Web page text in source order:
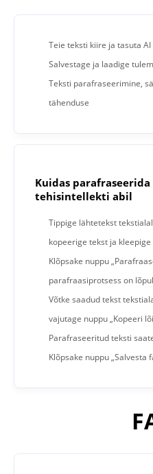
Teie teksti kiire ja tasuta
Salvestage ja laadige
Teksti parafraseerimine,
tähenduse
Kuidas
tehisintellekti abil
Tippige lähtetekst
kopeerige tekst ja
Klõpsake nuppu
parafraasiprotsess on
Võtke saadud tekst
vajutage nuppu „Kopeeri
Parafraseeritud teksti
Klõpsake nuppu „Salvesta